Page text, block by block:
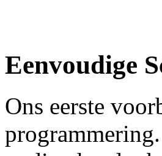
Eenvoudige
Ons eerste